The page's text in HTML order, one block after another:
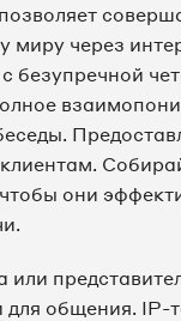
миру через
безупречной
они
для общения. IP-